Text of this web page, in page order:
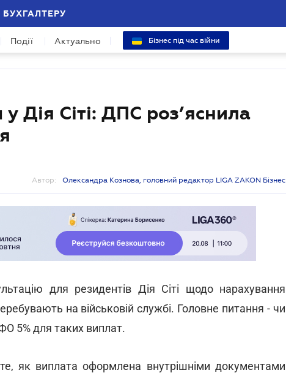
БУХГАЛТЕРУ
Події Актуально Бізнес під час війни
Дія Сіті: ДПС роз’яснила
Автор: Олександра Кознова, головний редактор LIGA ZAKON Бізнес
для резидентів Дія Сіті щодо нарахування
на військовій службі. Головне питання - чи
5% для таких виплат.
як виплата оформлена внутрішніми документами